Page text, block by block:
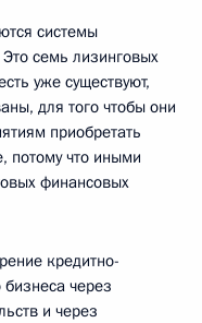
системы
семь лизинговых
уже существуют,
для того чтобы они
приобретать
потому что иными
финансовых
кредитно-
через
и через